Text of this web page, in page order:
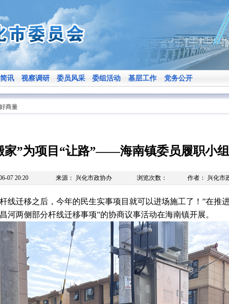
讯 视察调研 委员风采 委组活动 基层工作 党务公开
商量
家”为项目“让路”——海南镇委员履职小
07 20:20 来源： 兴化市政协办 浏览次数： 作者： 兴化市
线迁移之后，今年的民生实事项目就可以进场施工了！”在推
河两侧部分杆线迁移事项”的协商议事活动在海南镇开展。